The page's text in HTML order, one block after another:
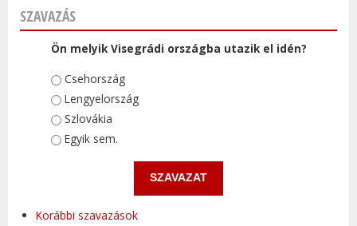
SZAVAZÁS
Ön melyik Visegrádi országba utazik el idén?
Választások
Csehország
Lengyelország
Szlovákia
Egyik sem.
Korábbi szavazások